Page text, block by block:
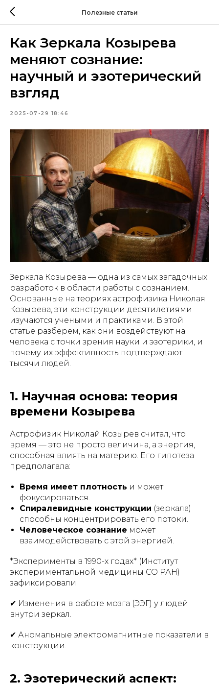
Полезные статьи
Как Зеркала Козырева
меняют сознание:
научный и эзотерический
взгляд
2025-07-29 18:46
Зеркала Козырева — одна из самых загадочных
разработок в области работы с сознанием.
Основанные на теориях астрофизика Николая
Козырева, эти конструкции десятилетиями
изучаются учеными и практиками. В этой
статье разберем, как они воздействуют на
человека с точки зрения науки и эзотерики, и
почему их эффективность подтверждают
тысячи людей.
1. Научная основа: теория
времени Козырева
Астрофизик Николай Козырев считал, что
время — это не просто величина, а энергия,
способная влиять на материю. Его гипотеза
предполагала:
Время имеет плотность и может
фокусироваться.
Спиралевидные конструкции (зеркала)
способны концентрировать его потоки.
Человеческое сознание может
взаимодействовать с этой энергией.
*Эксперименты в 1990-х годах* (Институт
экспериментальной медицины СО РАН)
зафиксировали:
✔ Изменения в работе мозга (ЭЭГ) у людей
внутри зеркал.
✔ Аномальные электромагнитные показатели в
конструкции.
2. Эзотерический аспект: